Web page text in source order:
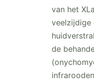
van het
veelzijdige
de